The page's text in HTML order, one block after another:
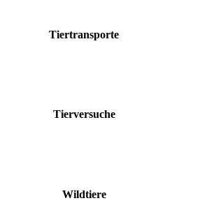
Tiertransporte
Tierversuche
Wildtiere